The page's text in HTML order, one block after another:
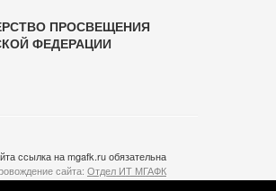
ПРОСВЕЩЕНИЯ
ФЕДЕРАЦИИ
ссылка на mgafk.ru обязательна
сайта: Отдел ИТ МГАФК
контентом:temeshov.ru